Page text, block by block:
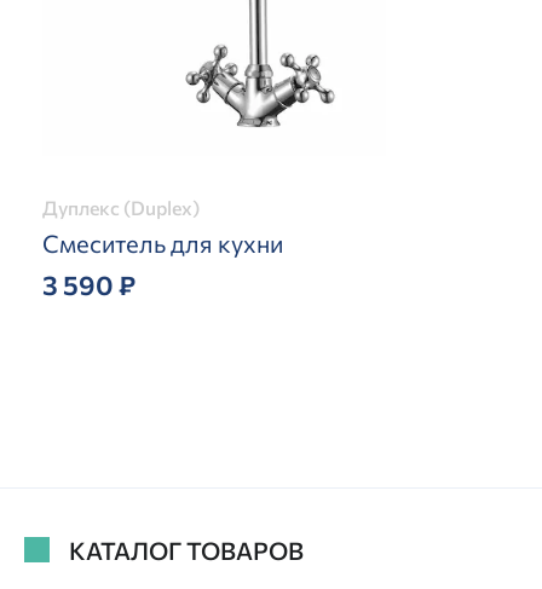
Дуплекс (Duplex)
Смеситель для кухни
3 590 ₽
КАТАЛОГ ТОВАРОВ